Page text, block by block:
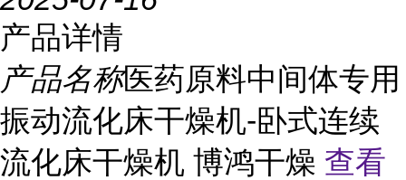
产品详情
产品名称医药原料中间体专用
振动流化床干燥机-卧式连续
流化床干燥机 博鸿干燥 查看